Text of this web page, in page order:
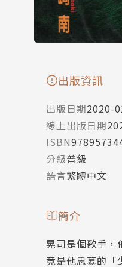
出版資訊
出版日期2020-
線上出版日期
ISBN
分級普級
語言繁體中文
簡介
晃司是個歌手，
竟是他思慕的「